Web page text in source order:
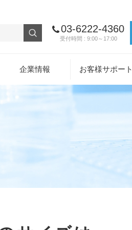
03-6222-4360
受付時間 : 9:00～17:00
企業情報 お客様サポート